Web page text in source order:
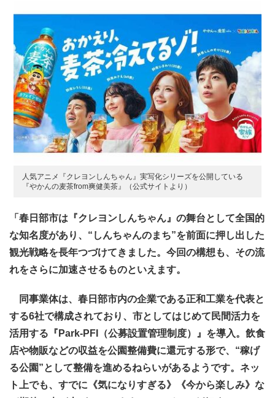
人気アニメ『クレヨンしんちゃん』実写化シリーズを公開している
『やかんの麦茶from爽健美茶』（公式サイトより）
「春日部市は『クレヨンしんちゃん』の舞台として全国的
な知名度があり、“しんちゃんのまち”を前面に押し出した
観光戦略を長年つづけてきました。今回の構想も、その流
れをさらに加速させるものといえます。
同事業体は、春日部市内の企業である正和工業を代表と
する6社で構成されており、市としてはじめて民間活力を
活用する『Park-PFI（公募設置管理制度）』を導入。飲食
店や物販などの収益を公園整備費に還元する形で、“稼げ
る公園”として整備を進めるねらいがあるようです。ネッ
ト上でも、すでに《気になりすぎる》《今から楽しみ》な